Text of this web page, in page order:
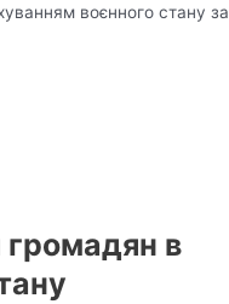
воєнного стану за
в